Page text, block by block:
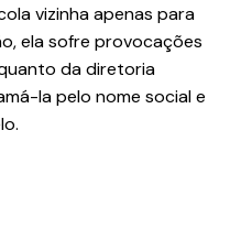
vizinha apenas para
ela sofre provocações
da diretoria
la pelo nome social e